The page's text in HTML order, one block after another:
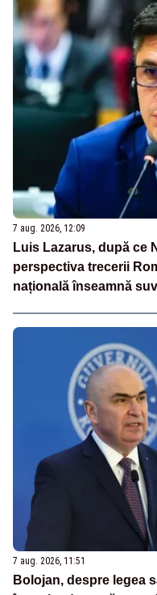
7 aug. 2026, 12:09
Luis Lazarus, după ce
perspectiva trecerii
națională înseamnă
7 aug. 2026, 11:51
Bolojan, despre legea